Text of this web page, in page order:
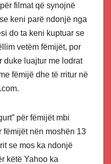
filmat që synojnë
keni parë ndonjë nga
do ta keni kuptuar se
vetëm fëmijët, por
duke luajtur me lodrat
fëmijë dhe të rritur në
për fëmijët mbi
fëmijët nën moshën 13
se mos ka ndonjë
këtë Yahoo ka